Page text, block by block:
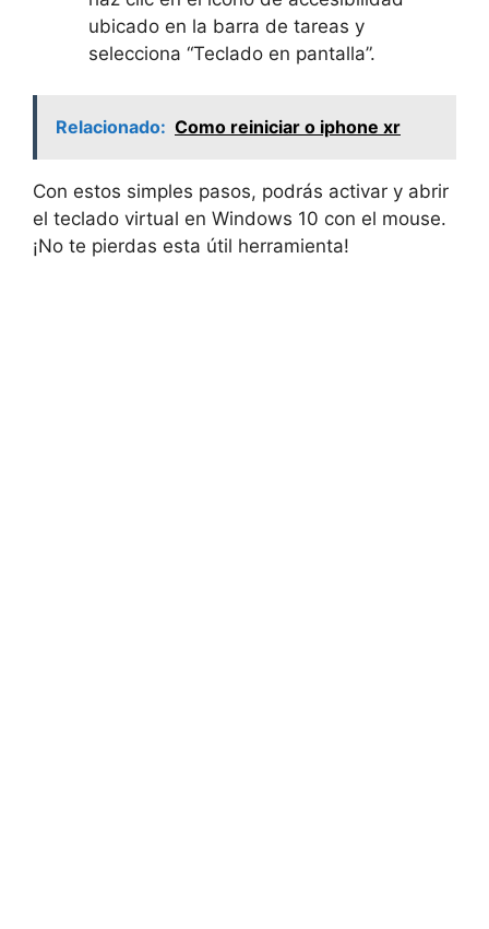
ubicado en la barra de tareas y
selecciona “Teclado en pantalla”.
Relacionado: Como reiniciar o iphone xr
Con estos simples pasos, podrás activar y abrir
el teclado virtual en Windows 10 con el mouse.
¡No te pierdas esta útil herramienta!